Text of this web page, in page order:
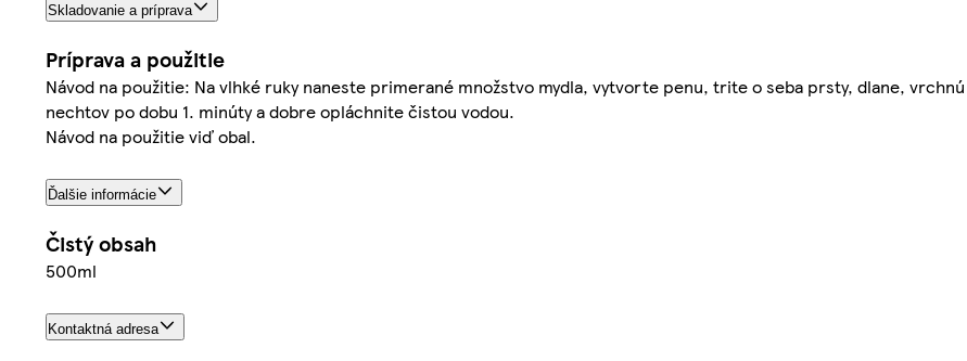
Skladovanie a príprava
Príprava a použitie
Návod na použitie: Na vlhké ruky naneste primerané množstvo mydla, vytvorte penu, trite o seba prsty, dlane,
nechtov po dobu 1. minúty a dobre opláchnite čistou vodou.
Návod na použitie viď obal.
Ďalšie informácie
Čistý obsah
500ml
Kontaktná adresa